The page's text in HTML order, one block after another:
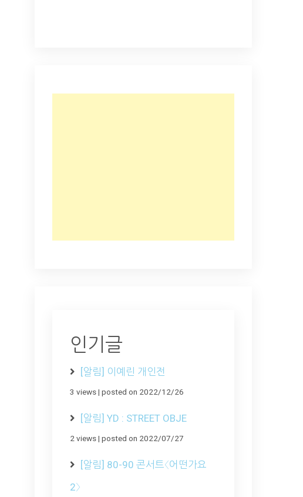
인기글
[알림] 이예린 개인전
3 views| posted on 2022/12/26
[알림] YD : STREET OBJE
2 views| posted on 2022/07/27
[알림] 80-90 콘서트〈어떤가요
2〉